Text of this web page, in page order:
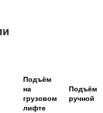
Подъём
на
грузовом
лифте
Подъём
ручной